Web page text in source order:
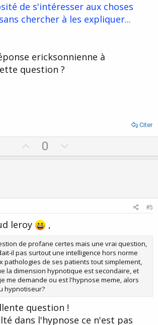
de s'intéresser aux choses
chercher à les expliquer...
ericksonnienne à
question ?
Citer
p
0
o
#5
leroy ,
de profane certes mais une vrai question,
il pas surtout une intelligence hors norme
pathologies de ses patients tout simplement,
la dimension hypnotique est secondaire, et
me demande ou est l'hypnose meme, alors
hypnotiseur?
question !
dans l'hypnose ce n'est pas